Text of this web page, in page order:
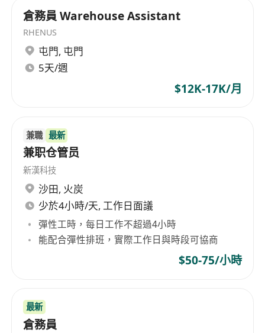
倉務員 Warehouse Assistant
RHENUS
屯門, 屯門
5天/週
$12K-17K/月
兼職 最新
兼职仓管员
新漢科技
沙田, 火炭
少於4小時/天, 工作日面議
彈性工時，每日工作不超過4小時
能配合彈性排班，實際工作日與時段可協商
$50-75/小時
最新
倉務員